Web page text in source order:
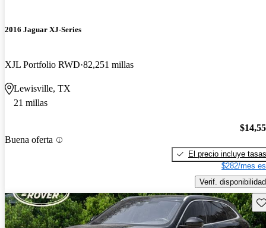
2016 Jaguar XJ-Series
XJL Portfolio RWD 82,251 millas
Lewisville, TX
21 millas
Buena oferta
El precio incluye tasas
$282/mes
Verif. disponibilidad